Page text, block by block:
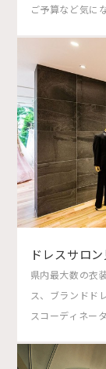
ご予算など気に
ドレスサロ
県内最大数の衣
ス、ブランドド
スコーディネー